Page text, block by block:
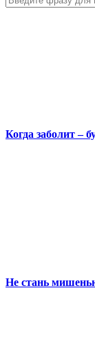
Когда заболит –
Не стань